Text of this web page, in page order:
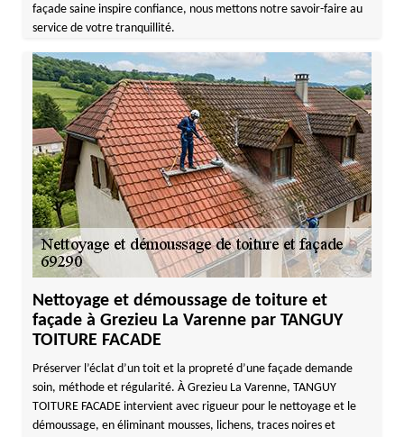
façade saine inspire confiance, nous mettons notre savoir-faire au
service de votre tranquillité.
Nettoyage et démoussage de toiture et
façade à Grezieu La Varenne par TANGUY
TOITURE FACADE
Préserver l’éclat d’un toit et la propreté d’une façade demande
soin, méthode et régularité. À Grezieu La Varenne, TANGUY
TOITURE FACADE intervient avec rigueur pour le nettoyage et le
démoussage, en éliminant mousses, lichens, traces noires et